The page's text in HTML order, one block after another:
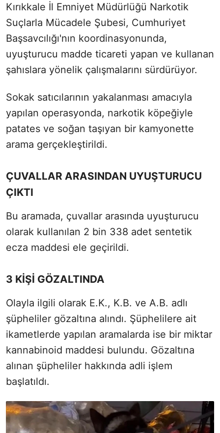
Kırıkkale İl Emniyet Müdürlüğü Narkotik
Suçlarla Mücadele Şubesi, Cumhuriyet
Başsavcılığı'nın koordinasyonunda,
uyuşturucu madde ticareti yapan ve kullanan
şahıslara yönelik çalışmalarını sürdürüyor.
Sokak satıcılarının yakalanması amacıyla
yapılan operasyonda, narkotik köpeğiyle
patates ve soğan taşıyan bir kamyonette
arama gerçekleştirildi.
ÇUVALLAR ARASINDAN UYUŞTURUCU
ÇIKTI
Bu aramada, çuvallar arasında uyuşturucu
olarak kullanılan 2 bin 338 adet sentetik
ecza maddesi ele geçirildi.
3 KİŞİ GÖZALTINDA
Olayla ilgili olarak E.K., K.B. ve A.B. adlı
şüpheliler gözaltına alındı. Şüphelilere ait
ikametlerde yapılan aramalarda ise bir miktar
kannabinoid maddesi bulundu. Gözaltına
alınan şüpheliler hakkında adli işlem
başlatıldı.